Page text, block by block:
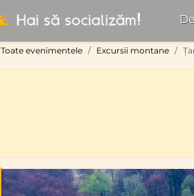
Toate evenimentele Excursii montane